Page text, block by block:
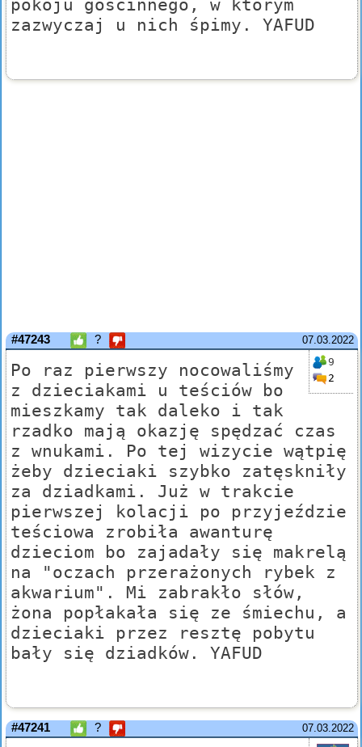
pokoju gościnnego, w którym
zazwyczaj u nich śpimy. YAFUD
07.03.2022
#47243 ?
9
2
Po raz pierwszy nocowaliśmy
z dzieciakami u teściów bo
mieszkamy tak daleko i tak
rzadko mają okazję spędzać czas
z wnukami. Po tej wizycie wątpię
żeby dzieciaki szybko zatęskniły
za dziadkami. Już w trakcie
pierwszej kolacji po przyjeździe
teściowa zrobiła awanturę
dzieciom bo zajadały się makrelą
na "oczach przerażonych rybek z
akwarium". Mi zabrakło słów,
żona popłakała się ze śmiechu, a
dzieciaki przez resztę pobytu
bały się dziadków. YAFUD
07.03.2022
#47241 ?